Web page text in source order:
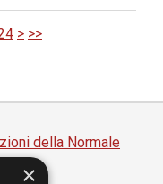
> >>
della Normale
×